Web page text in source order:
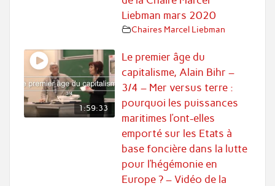
Liebman mars 2020
Chaires Marcel Liebman
1:59:33
Le premier âge du
capitalisme, Alain Bihr –
3/4 – Mer versus terre :
pourquoi les puissances
maritimes l’ont-elles
emporté sur les Etats à
base foncière dans la lutte
pour l’hégémonie en
Europe ? – Vidéo de la